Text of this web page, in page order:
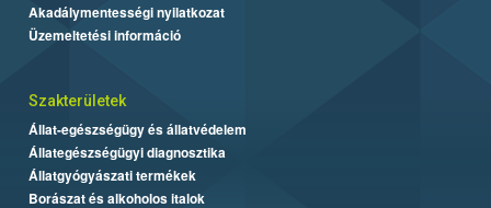
Akadálymentességi nyilatkozat
Üzemeltetési információ
Szakterületek
Állat-egészségügy és állatvédelem
Állategészségügyi diagnosztika
Állatgyógyászati termékek
Borászat és alkoholos italok